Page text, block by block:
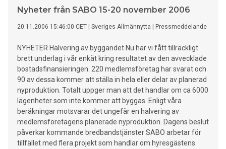
Nyheter från SABO 15-20 november 2006
20.11.2006 15:46:00 CET Sveriges Allmännytta Pressmeddelande
NYHETER Halvering av byggandet Nu har vi fått tillräckligt
brett underlag i vår enkät kring resultatet av den avvecklade
bostadsfinansieringen. 220 medlemsföretag har svarat och
90 av dessa kommer att ställa in hela eller delar av planerad
nyproduktion. Totalt uppger man att det handlar om ca 6000
lägenheter som inte kommer att byggas. Enligt våra
beräkningar motsvarar det ungefär en halvering av
medlemsföretagens planerade nyproduktion. Dagens beslut
påverkar kommande bredbandstjänster SABO arbetar för
tillfället med flera projekt som handlar om hyresgästens